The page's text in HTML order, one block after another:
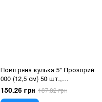
Повітряна кулька 5" Прозорий
000 (12,5 см) 50 шт.,
Прозорий, 100 шт., 5"/12.5см,
Прозорий, Гелій або повітря
150.26 грн 187.82 грн